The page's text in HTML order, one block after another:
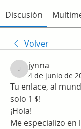
Discusión
Volver
jynna
jynna
4 de junio de
Tu enlace, al
solo 1 $!
¡Hola!
Me especializo